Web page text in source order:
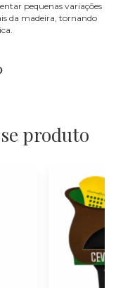
pequenas variações
da madeira, tornando
produto